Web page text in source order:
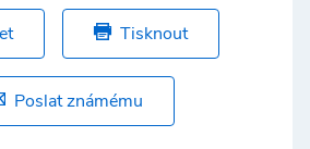
Tisknout
Poslat známému